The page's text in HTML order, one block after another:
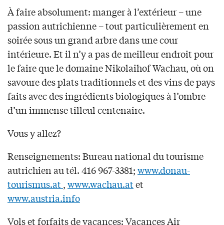
À faire absolument: manger à l’extérieur – une
passion autrichienne – tout particulièrement en
soirée sous un grand arbre dans une cour
intérieure. Et il n’y a pas de meilleur endroit pour
le faire que le domaine Nikolaihof Wachau, où on
savoure des plats traditionnels et des vins de pays
faits avec des ingrédients biologiques à l’ombre
d’un immense tilleul centenaire.
Vous y allez?
Renseignements: Bureau national du tourisme
autrichien au tél. 416 967-3381;www.donau-
tourismus.at,www.wachau.atet
www.austria.info
Vols et forfaits de vacances: Vacances Air